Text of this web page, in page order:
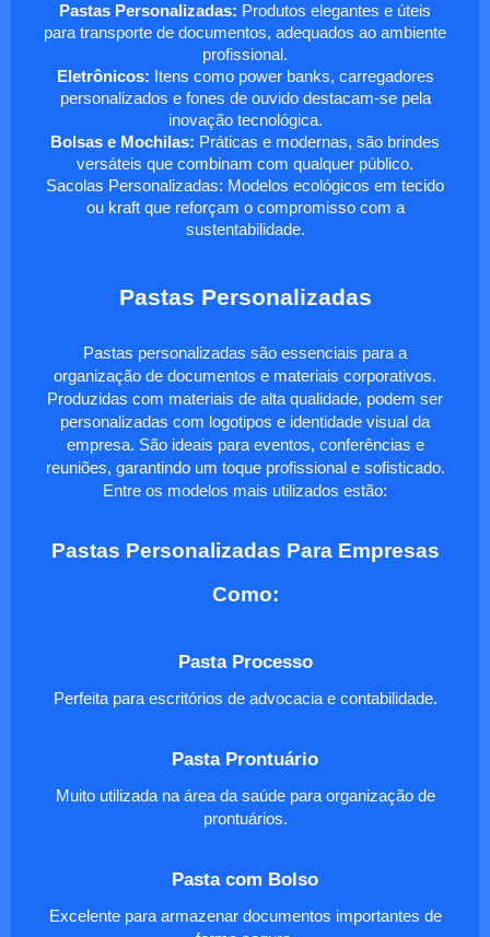
Pastas Personalizadas: Produtos elegantes e úteis
para transporte de documentos, adequados ao ambiente
profissional.
Eletrônicos: Itens como power banks, carregadores
personalizados e fones de ouvido destacam-se pela
inovação tecnológica.
Bolsas e Mochilas: Práticas e modernas, são brindes
versáteis que combinam com qualquer público.
Sacolas Personalizadas: Modelos ecológicos em tecido
ou kraft que reforçam o compromisso com a
sustentabilidade.
Pastas Personalizadas
Pastas personalizadas são essenciais para a
organização de documentos e materiais corporativos.
Produzidas com materiais de alta qualidade, podem ser
personalizadas com logotipos e identidade visual da
empresa. São ideais para eventos, conferências e
reuniões, garantindo um toque profissional e sofisticado.
Entre os modelos mais utilizados estão:
Pastas Personalizadas Para Empresas
Como:
Pasta Processo
Perfeita para escritórios de advocacia e contabilidade.
Pasta Prontuário
Muito utilizada na área da saúde para organização de
prontuários.
Pasta com Bolso
Excelente para armazenar documentos importantes de